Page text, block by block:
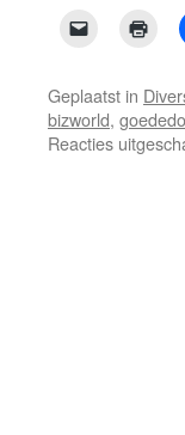
Geplaatst in
bizworld,
Reacties